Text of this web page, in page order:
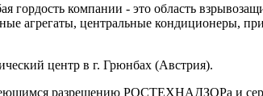
гордость компании - это область
агрегаты, центральные кондиционеры,
центр в г. Грюнбах (Австрия).
разрешению РОСТЕХНАДЗОРа и